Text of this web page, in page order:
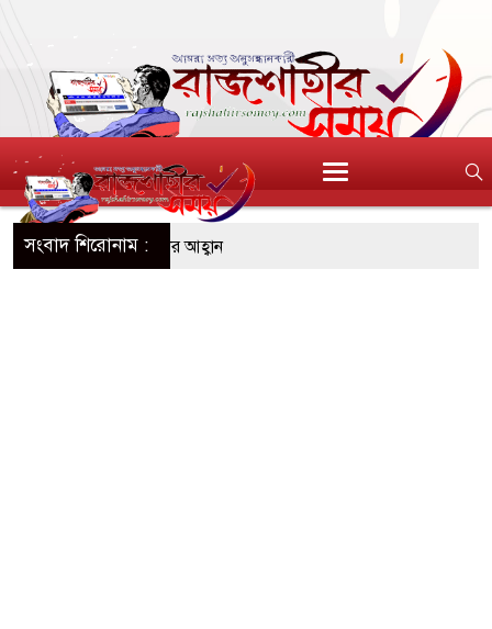
সংবাদ শিরোনাম :
কমিয়ে আনার আহ্বান